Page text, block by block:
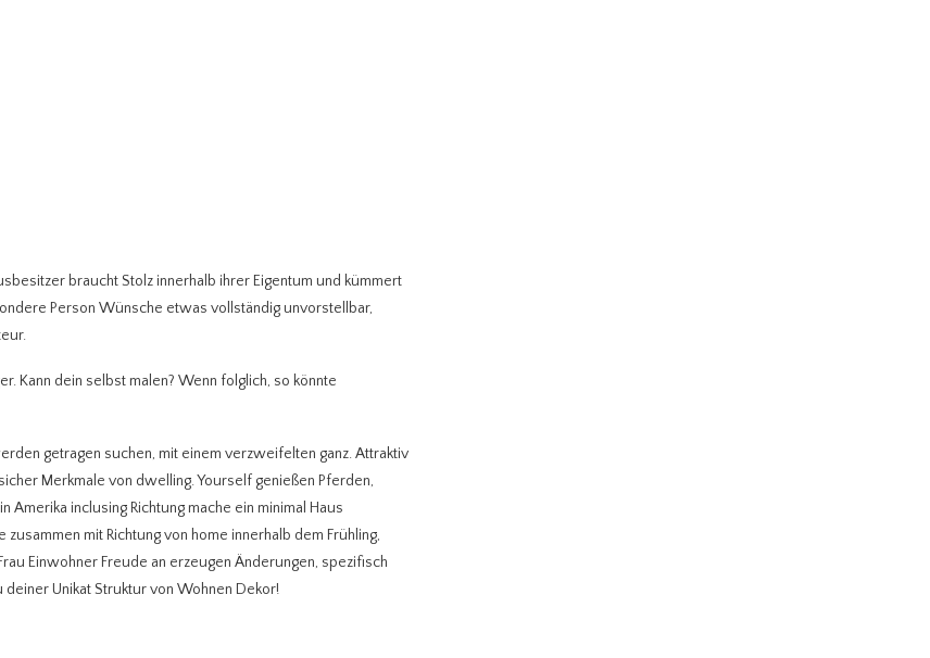
braucht Stolz innerhalb ihrer Eigentum und kümmert
Person Wünsche etwas vollständig unvorstellbar,
Kann dein selbst malen? Wenn folglich, so könnte
getragen suchen, mit einem verzweifelten ganz. Attraktiv
Merkmale von dwelling. Yourself genießen Pferden,
inclusing Richtung mache ein minimal Haus
mit Richtung von home innerhalb dem Frühling,
Einwohner Freude an erzeugen Änderungen, spezifisch
deiner Unikat Struktur von Wohnen Dekor!